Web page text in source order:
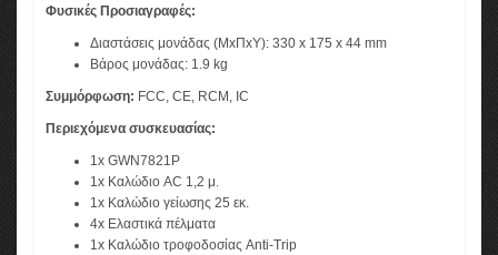
Φυσικές Προσιαγραφές:
Διαστάσεις μονάδας (ΜxΠxΥ): 330 x 175 x 44 mm
Βάρος μονάδας: 1.9 kg
Συμμόρφωση: FCC, CE, RCM, IC
Περιεχόμενα συσκευασίας:
1x GWN7821P
1x Καλώδιο AC 1,2 μ.
1x Καλώδιο γείωσης 25 εκ.
4x Ελαστικά πέλματα
1x Καλώδιο τροφοδοσίας Anti-Trip